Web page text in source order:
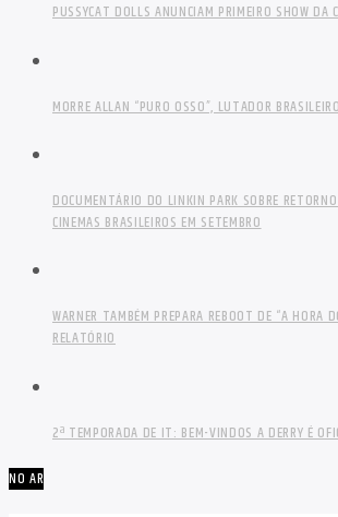
PUSSYCAT DOLLS ANUNCIAM PRIMEIRO SHOW DA
MORRE ALLAN “PURO OSSO”, LUTADOR
DOCUMENTÁRIO DO LINKIN PARK SOBRE
CINEMAS BRASILEIROS EM SETEMBRO
WARNER TAMBÉM PREPARA REBOOT DE “A HORA
RELATÓRIO
2ª TEMPORADA DE IT: BEM-VINDOS A DERRY É
NO AR